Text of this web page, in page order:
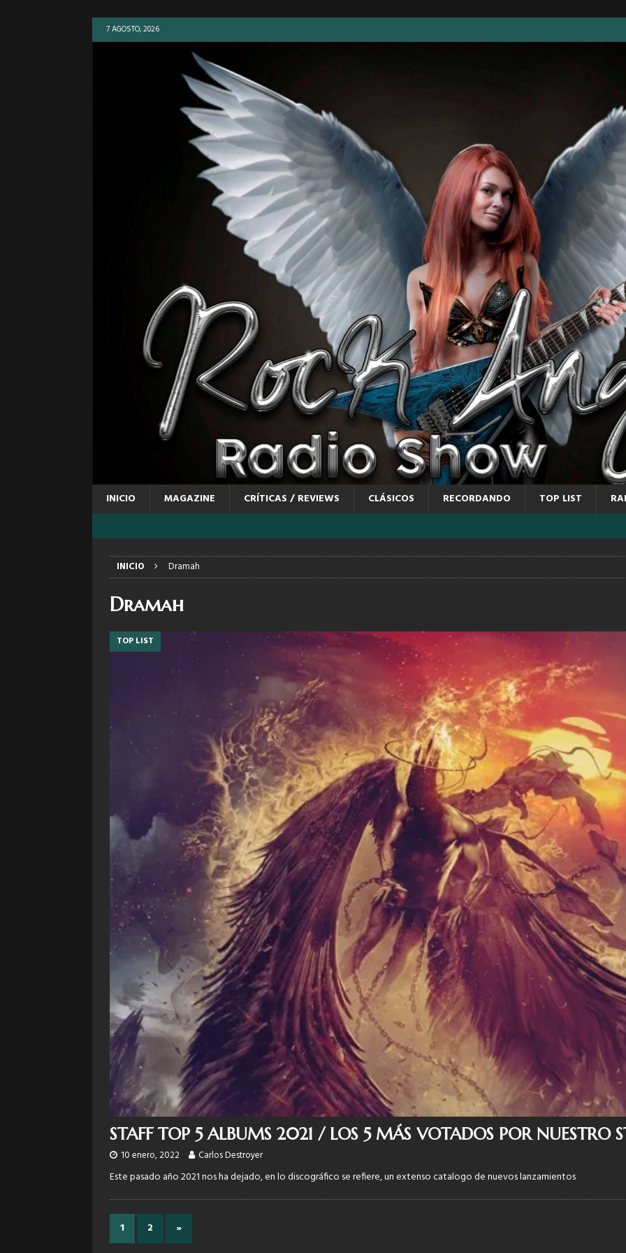
7 AGOSTO, 2026
INICIO MAGAZINE CRÍTICAS / REVIEWS CLÁSICOS RECORDANDO TOP LIST
INICIO Dramah
Dramah
TOP LIST
STAFF TOP 5 ALBUMS 2021 / LOS 5 MÁS VOTADOS POR NUESTRO
10 enero, 2022 Carlos Destroyer
Este pasado año 2021 nos ha dejado, en lo discográfico se refiere, un extenso catalogo de nuevos lanzamientos
1 2 »